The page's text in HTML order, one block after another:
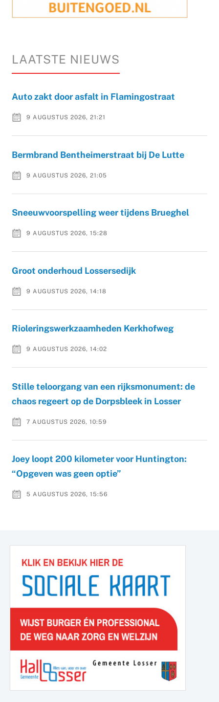
LAATSTE NIEUWS
Auto zakt door asfalt in Flamingostraat
9 AUGUSTUS 2026, 21:21
Bermbrand Bentheimerstraat bij De Lutte
9 AUGUSTUS 2026, 21:05
Sneeuwvoorspelling weer tijdens Brueghel
9 AUGUSTUS 2026, 15:28
Groot onderhoud Lossersedijk
9 AUGUSTUS 2026, 14:18
Rioleringswerkzaamheden Kerkhofweg
9 AUGUSTUS 2026, 14:02
Stille teloorgang van een rijksmonument: de
chaos regeert op de Dorpsbleek in Losser
7 AUGUSTUS 2026, 10:59
Joey loopt 200 kilometer voor Huntington:
“Opgeven was geen optie”
5 AUGUSTUS 2026, 15:56